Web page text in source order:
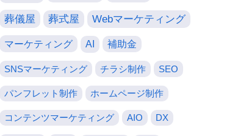
葬儀屋 葬式屋 Webマーケティング
マーケティング AI 補助金
SNSマーケティング チラシ制作 SEO
パンフレット制作 ホームページ制作
コンテンツマーケティング AIO DX